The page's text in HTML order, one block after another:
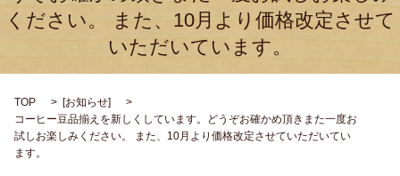
ください。 また、10月より価格改定させて
いただいています。
TOP [お知らせ]
コーヒー豆品揃えを新しくしています。どうぞお確かめ頂きまた一度お
試しお楽しみください。 また、10月より価格改定させていただいてい
ます。